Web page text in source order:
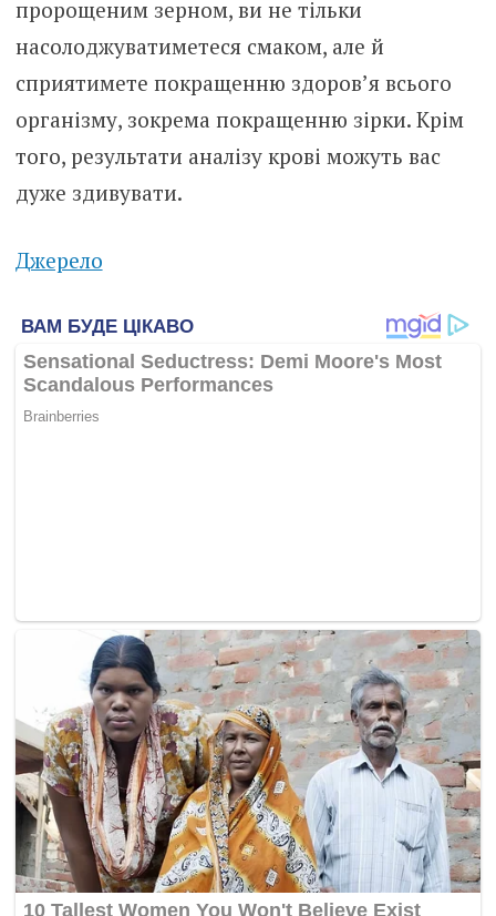
пророщеним зерном, ви не тільки
насолоджуватиметеся смаком, але й
сприятимете покращенню здоров’я всього
організму, зокрема покращенню зірки. Крім
того, результати аналізу крові можуть вас
дуже здивувати.
Джерело